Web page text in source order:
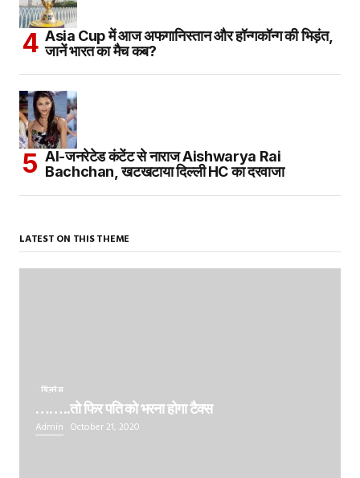
Asia Cup में आज अफगानिस्तान और हॉन्गकॉन्ग की भिड़ंत,
जानें भारत का मैच कब?
AI-जनरेटेड कंटेंट से नाराज Aishwarya Rai
Bachchan, खटखटाया दिल्ली HC का दरवाजा
LATEST ON THIS THEME
बिज़नेस
……..तो फिर पति को भरना होगा टैक्स
Admin October 21, 2020